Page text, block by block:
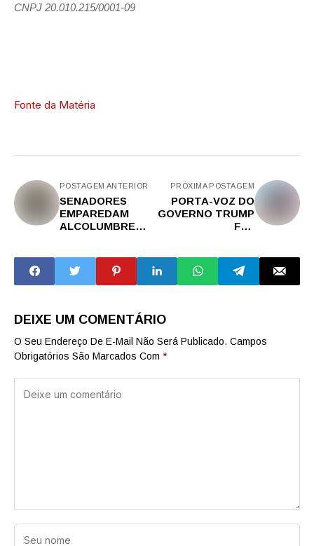
CNPJ 20.010.215/0001-09
Fonte da Matéria
POSTAGEM ANTERIOR
SENADORES
EMPAREDAM
ALCOLUMBRE
VIOLAÇÕES DE
MORAES, DO STF
- ANISTIA, LULA...
PRÓXIMA POSTAGEM
PORTA-VOZ DO
GOVERNO TRUMP
FAZ
SOBRE GUERRA
RÚSSIA-UCRÂNIA
E DÁ LIÇÃO
DEIXE UM COMENTÁRIO
O Seu Endereço De E-Mail Não Será Publicado. Campos
Obrigatórios São Marcados Com *